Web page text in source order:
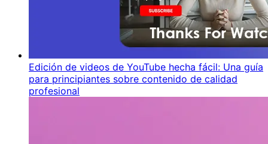
Edición de videos de YouTube hecha fácil: Una guía
para principiantes sobre contenido de calidad
profesional